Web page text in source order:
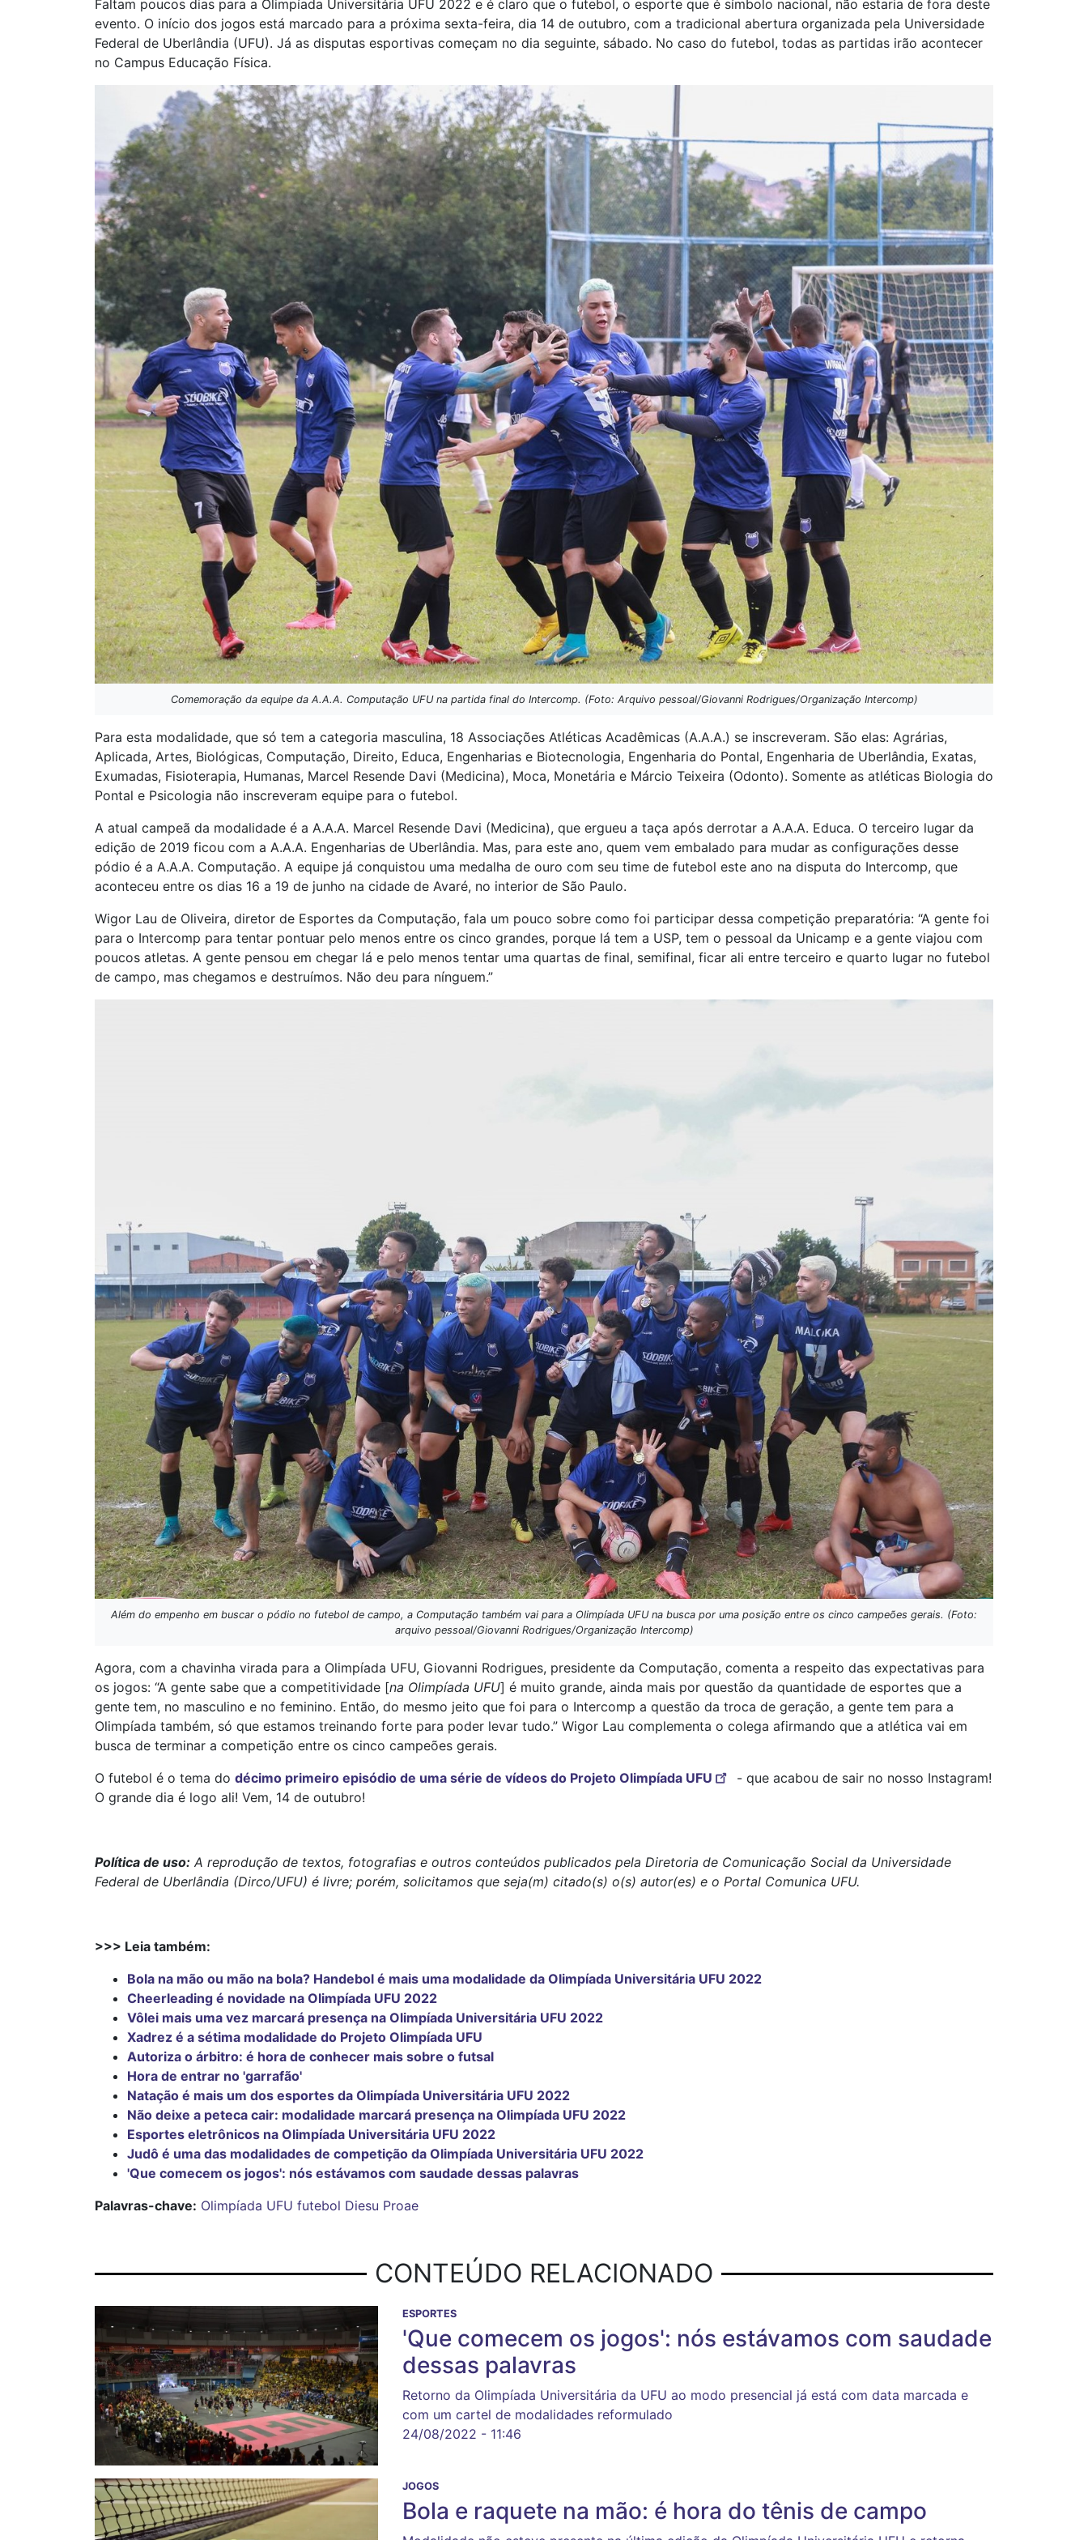
Faltam poucos dias para a Olimpíada Universitária UFU 2022 e é claro que o futebol, o esporte que é símbolo nacional, não estaria de fora deste
evento. O início dos jogos está marcado para a próxima sexta-feira, dia 14 de outubro, com a tradicional abertura organizada pela Universidade
Federal de Uberlândia (UFU). Já as disputas esportivas começam no dia seguinte, sábado. No caso do futebol, todas as partidas irão acontecer
no Campus Educação Física.
Comemoração da equipe da A.A.A. Computação UFU na partida final do Intercomp. (Foto: Arquivo pessoal/Giovanni Rodrigues/Organização Intercomp)
Para esta modalidade, que só tem a categoria masculina, 18 Associações Atléticas Acadêmicas (A.A.A.) se inscreveram. São elas: Agrárias,
Aplicada, Artes, Biológicas, Computação, Direito, Educa, Engenharias e Biotecnologia, Engenharia do Pontal, Engenharia de Uberlândia, Exatas,
Exumadas, Fisioterapia, Humanas, Marcel Resende Davi (Medicina), Moca, Monetária e Márcio Teixeira (Odonto). Somente as atléticas Biologia do
Pontal e Psicologia não inscreveram equipe para o futebol.
A atual campeã da modalidade é a A.A.A. Marcel Resende Davi (Medicina), que ergueu a taça após derrotar a A.A.A. Educa. O terceiro lugar da
edição de 2019 ficou com a A.A.A. Engenharias de Uberlândia. Mas, para este ano, quem vem embalado para mudar as configurações desse
pódio é a A.A.A. Computação. A equipe já conquistou uma medalha de ouro com seu time de futebol este ano na disputa do Intercomp, que
aconteceu entre os dias 16 a 19 de junho na cidade de Avaré, no interior de São Paulo.
Wigor Lau de Oliveira, diretor de Esportes da Computação, fala um pouco sobre como foi participar dessa competição preparatória: “A gente foi
para o Intercomp para tentar pontuar pelo menos entre os cinco grandes, porque lá tem a USP, tem o pessoal da Unicamp e a gente viajou com
poucos atletas. A gente pensou em chegar lá e pelo menos tentar uma quartas de final, semifinal, ficar ali entre terceiro e quarto lugar no futebol
de campo, mas chegamos e destruímos. Não deu para nínguem.”
Além do empenho em buscar o pódio no futebol de campo, a Computação também vai para a Olimpíada UFU na busca por uma posição entre os cinco campeões gerais. (Foto:
arquivo pessoal/Giovanni Rodrigues/Organização Intercomp)
Agora, com a chavinha virada para a Olimpíada UFU, Giovanni Rodrigues, presidente da Computação, comenta a respeito das expectativas para
os jogos: “A gente sabe que a competitividade [na Olimpíada UFU] é muito grande, ainda mais por questão da quantidade de esportes que a
gente tem, no masculino e no feminino. Então, do mesmo jeito que foi para o Intercomp a questão da troca de geração, a gente tem para a
Olimpíada também, só que estamos treinando forte para poder levar tudo.” Wigor Lau complementa o colega afirmando que a atlética vai em
busca de terminar a competição entre os cinco campeões gerais.
O futebol é o tema do décimo primeiro episódio de uma série de vídeos do Projeto Olimpíada UFU
- que acabou de sair no nosso Instagram!
O grande dia é logo ali! Vem, 14 de outubro!
Política de uso: A reprodução de textos, fotografias e outros conteúdos publicados pela Diretoria de Comunicação Social da Universidade
Federal de Uberlândia (Dirco/UFU) é livre; porém, solicitamos que seja(m) citado(s) o(s) autor(es) e o Portal Comunica UFU.
>>> Leia também:
Bola na mão ou mão na bola? Handebol é mais uma modalidade da Olimpíada Universitária UFU 2022
Cheerleading é novidade na Olimpíada UFU 2022
Vôlei mais uma vez marcará presença na Olimpíada Universitária UFU 2022
Xadrez é a sétima modalidade do Projeto Olimpíada UFU
Autoriza o árbitro: é hora de conhecer mais sobre o futsal
Hora de entrar no 'garrafão'
Natação é mais um dos esportes da Olimpíada Universitária UFU 2022
Não deixe a peteca cair: modalidade marcará presença na Olimpíada UFU 2022
Esportes eletrônicos na Olimpíada Universitária UFU 2022
Judô é uma das modalidades de competição da Olimpíada Universitária UFU 2022
'Que comecem os jogos': nós estávamos com saudade dessas palavras
Palavras-chave: Olimpíada UFU futebol Diesu Proae
CONTEÚDO RELACIONADO
ESPORTES
'Que comecem os jogos': nós estávamos com saudade
dessas palavras
Retorno da Olimpíada Universitária da UFU ao modo presencial já está com data marcada e
com um cartel de modalidades reformulado
24/08/2022 - 11:46
JOGOS
Bola e raquete na mão: é hora do tênis de campo